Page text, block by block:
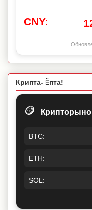
CNY:
Крипта- Ёпта!
🪙
BTC:
ETH:
SOL: